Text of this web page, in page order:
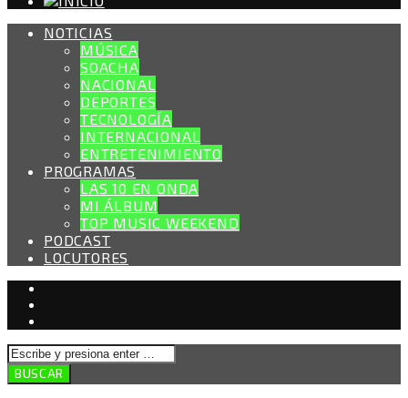
NOTICIAS
MÚSICA
SOACHA
NACIONAL
DEPORTES
TECNOLOGÍA
INTERNACIONAL
ENTRETENIMIENTO
PROGRAMAS
LAS 10 EN ONDA
MI ÁLBUM
TOP MUSIC WEEKEND
PODCAST
LOCUTORES